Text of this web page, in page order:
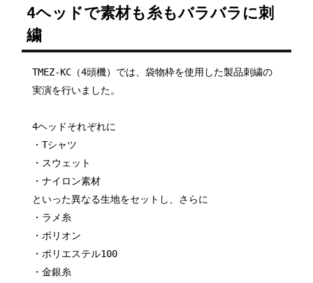
4ヘッドで素材も糸もバラバラに刺
繍
TMEZ-KC（4頭機）では、袋物枠を使用した製品刺繍の
実演を行いました。
4ヘッドそれぞれに
・Tシャツ
・スウェット
・ナイロン素材
といった異なる生地をセットし、さらに
・ラメ糸
・ポリオン
・ポリエステル100
・金銀糸